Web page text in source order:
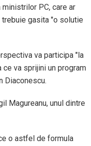
PC, care ar
trebuie gasita "o solutie
va participa "la
va sprijini un program
Diaconescu.
Magureanu, unul dintre
o astfel de formula